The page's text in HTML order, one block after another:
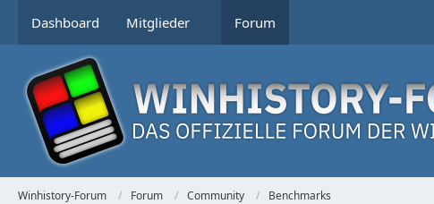
Dashboard Mitglieder Forum
Winhistory-Forum Forum Community Benchmarks